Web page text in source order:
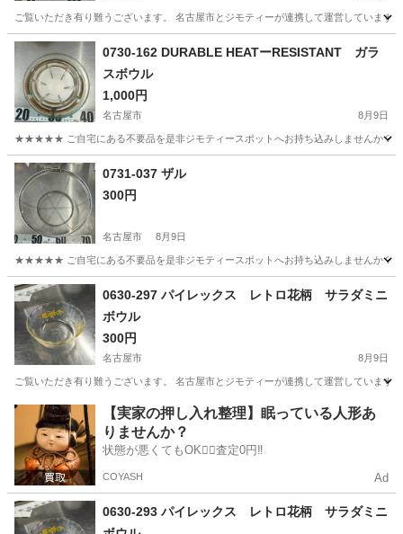
ご覧いただき有り難うございます。 名古屋市とジモティーが連携して運営してい
愛知 名古屋市 0730-162 DURABLE HEATーRESISTANT ガラ
スボウル
1,000円
名古屋市 8月9日
★★★★★ ご自宅にある不要品を是非ジモティースポットへお持ち込みしませんか？
愛知 名古屋市 0731-037 ザル
300円
名古屋市 8月9日
★★★★★ ご自宅にある不要品を是非ジモティースポットへお持ち込みしませんか？
愛知 名古屋市 0630-297 パイレックス レトロ花柄 サラダミニ
ボウル
300円
名古屋市 8月9日
ご覧いただき有り難うございます。 名古屋市とジモティーが連携して運営してい
愛知 名古屋市 食器 リユース
【実家の押し入れ整理】眠っている人形あ
りませんか？
状態が悪くてもOK🙆‍♀️査定0円‼️
COYASH Ad
0630-293 パイレックス レトロ花柄 サラダミニ